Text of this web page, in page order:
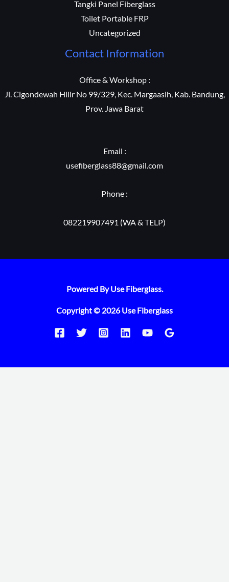
Tangki Kimia Fiberglass
Tangki Panel Fiberglass
Toilet Portable FRP
Uncategorized
Office & Workshop :
Jl. Cigondewah Hilir No 99/329, Kec. Margaasih, Kab. Bandung,
Email :
Powered By Use Fiberglass.
Copyright © 2026 Use Fiberglass